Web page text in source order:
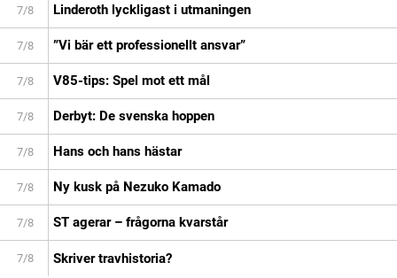
7/8 Linderoth lyckligast i utmaningen
7/8 ”Vi bär ett professionellt ansvar”
7/8 V85-tips: Spel mot ett mål
7/8 Derbyt: De svenska hoppen
7/8 Hans och hans hästar
7/8 Ny kusk på Nezuko Kamado
7/8 ST agerar – frågorna kvarstår
7/8 Skriver travhistoria?